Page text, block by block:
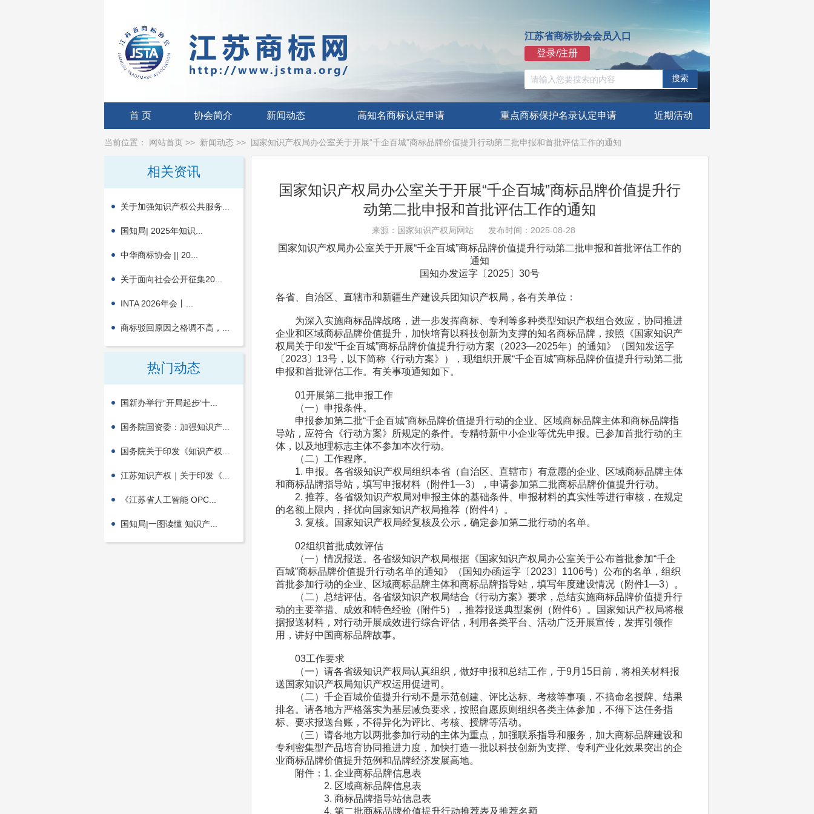
江苏省商标协会会员入口
登录/注册
搜索
首 页 协会简介 新闻动态 高知名商标认定申请 重点商标保护名录认定申请 近期活动
当前位置： 网站首页 >> 新闻动态 >> 国家知识产权局办公室关于开展“千企百城”商标品牌价值提升行动第二批申报和首批评估工作的通知
相关资讯
关于加强知识产权公共服务...
国知局| 2025年知识...
中华商标协会 || 20...
关于面向社会公开征集20...
INTA 2026年会丨...
商标驳回原因之格调不高，...
热门动态
国新办举行“开局起步‘十...
国务院国资委：加强知识产...
国务院关于印发《知识产权...
江苏知识产权｜关于印发《...
《江苏省人工智能 OPC...
国知局|一图读懂 知识产...
国家知识产权局办公室关于开展“千企百城”商标品牌价值提升行
动第二批申报和首批评估工作的通知
来源：国家知识产权局网站 发布时间：2025-08-28
国家知识产权局办公室关于开展“千企百城”商标品牌价值提升行动第二批申报和首批评估工作的
通知
国知办发运字〔2025〕30号
各省、自治区、直辖市和新疆生产建设兵团知识产权局，各有关单位：
为深入实施商标品牌战略，进一步发挥商标、专利等多种类型知识产权组合效应，协同推进
企业和区域商标品牌价值提升，加快培育以科技创新为支撑的知名商标品牌，按照《国家知识产
权局关于印发“千企百城”商标品牌价值提升行动方案（2023—2025年）的通知》（国知发运字
〔2023〕13号，以下简称《行动方案》），现组织开展“千企百城”商标品牌价值提升行动第二批
申报和首批评估工作。有关事项通知如下。
01开展第二批申报工作
（一）申报条件。
申报参加第二批“千企百城”商标品牌价值提升行动的企业、区域商标品牌主体和商标品牌指
导站，应符合《行动方案》所规定的条件。专精特新中小企业等优先申报。已参加首批行动的主
体，以及地理标志主体不参加本次行动。
（二）工作程序。
1. 申报。各省级知识产权局组织本省（自治区、直辖市）有意愿的企业、区域商标品牌主体
和商标品牌指导站，填写申报材料（附件1—3），申请参加第二批商标品牌价值提升行动。
2. 推荐。各省级知识产权局对申报主体的基础条件、申报材料的真实性等进行审核，在规定
的名额上限内，择优向国家知识产权局推荐（附件4）。
3. 复核。国家知识产权局经复核及公示，确定参加第二批行动的名单。
02组织首批成效评估
（一）情况报送。各省级知识产权局根据《国家知识产权局办公室关于公布首批参加“千企
百城”商标品牌价值提升行动名单的通知》（国知办函运字〔2023〕1106号）公布的名单，组织
首批参加行动的企业、区域商标品牌主体和商标品牌指导站，填写年度建设情况（附件1—3）。
（二）总结评估。各省级知识产权局结合《行动方案》要求，总结实施商标品牌价值提升行
动的主要举措、成效和特色经验（附件5），推荐报送典型案例（附件6）。国家知识产权局将根
据报送材料，对行动开展成效进行综合评估，利用各类平台、活动广泛开展宣传，发挥引领作
用，讲好中国商标品牌故事。
03工作要求
（一）请各省级知识产权局认真组织，做好申报和总结工作，于9月15日前，将相关材料报
送国家知识产权局知识产权运用促进司。
（二）千企百城价值提升行动不是示范创建、评比达标、考核等事项，不搞命名授牌、结果
排名。请各地方严格落实为基层减负要求，按照自愿原则组织各类主体参加，不得下达任务指
标、要求报送台账，不得异化为评比、考核、授牌等活动。
（三）请各地方以两批参加行动的主体为重点，加强联系指导和服务，加大商标品牌建设和
专利密集型产品培育协同推进力度，加快打造一批以科技创新为支撑、专利产业化效果突出的企
业商标品牌价值提升范例和品牌经济发展高地。
附件：1. 企业商标品牌信息表
2. 区域商标品牌信息表
3. 商标品牌指导站信息表
4. 第二批商标品牌价值提升行动推荐表及推荐名额